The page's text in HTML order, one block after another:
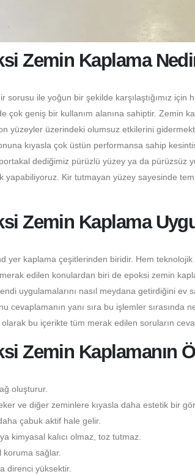
Zemin Kaplama
sorusu ile yoğun bir şekilde karşılaştığımız
çok geniş bir kullanım alanına sahiptir. Zemin
yüzeyler üzerindeki olumsuz etkilerini
kıyasla çok üstün performansa sahip
dediğimiz pürüzlü yüzey ya da pürüzsüz
Kir tutmayan yüzey sayesinde
Zemin Kaplama
yer kaplama çeşitlerinden biridir. Hem
edilen konulardan biri de epoksi zemin
uygulamalarını nasıl meydana getirdiğini
cevaplamanın yanı sıra bu işlemler sırasında
bu içerikte tüm merak edilen soruların
Zemin Kaplamanın
oluşturur.
ve diğer zeminlere kıyasla daha estetik bir
çabuk aktif hale gelir.
kimyasal kalıcı olmaz, toz tutmaz.
koruma sağlar.
direnci yüksektir.